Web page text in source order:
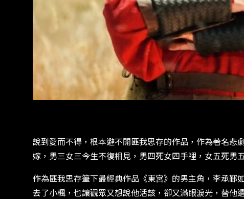
說到愛而不得，根本避不開匪我思存的作品，作為著名
嫁，男三女三今生不復相見，男四死女四手裡，女五死男
作為匪我思存筆下最經典作品《東宮》的男主角，李承
去了小楓，也讓觀眾又想說他活該，卻又滿眼淚光，替他